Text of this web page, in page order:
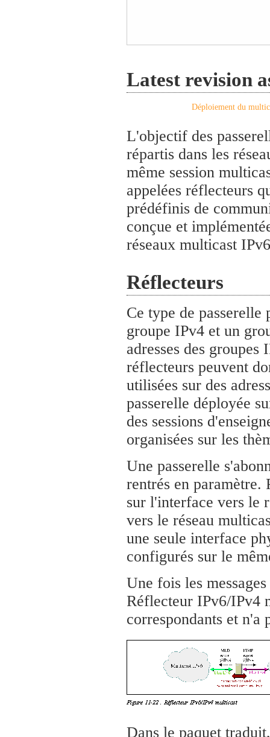
Latest revision
Déploiement du
L'objectif des
répartis dans les
même session
appelées réflecteurs
prédéfinis de
conçue et
réseaux multicast
Réflecteurs
Ce type de passerelle
groupe IPv4 et un
adresses des
réflecteurs peuvent
utilisées sur des
passerelle déployée
des sessions
organisées sur les
Une passerelle
rentrés en paramètre.
sur l'interface vers le
vers le réseau
une seule interface
configurés sur le
Une fois les
Réflecteur IPv6/IPv4
correspondants et n'a
Dans le paquet